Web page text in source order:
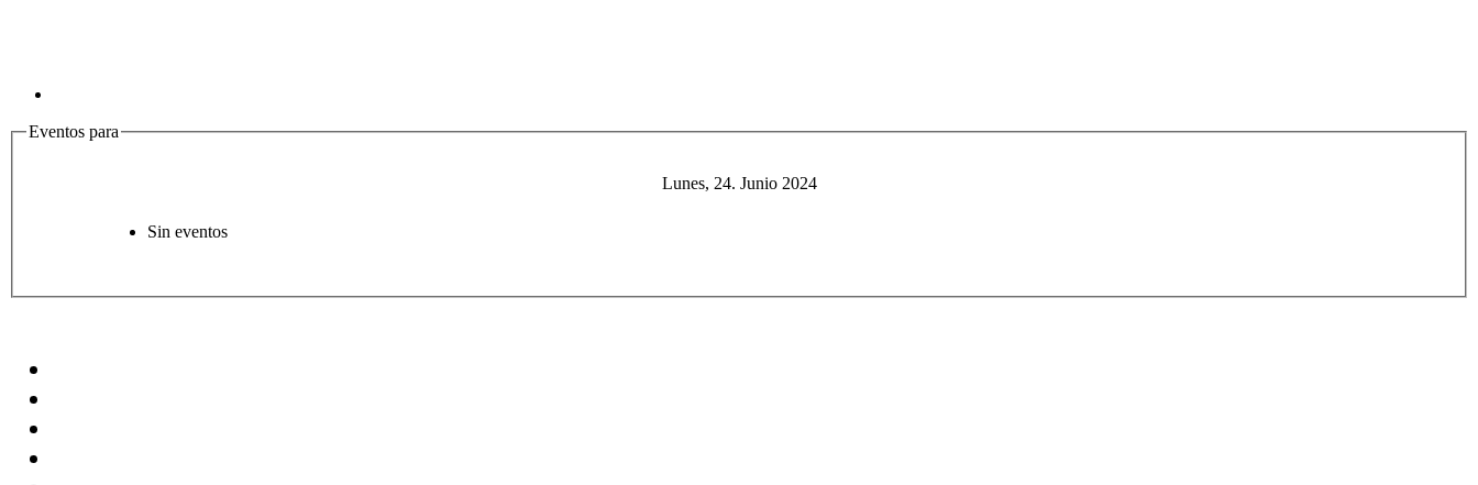
Eventos para
Lunes, 24. Junio 2024
Sin eventos